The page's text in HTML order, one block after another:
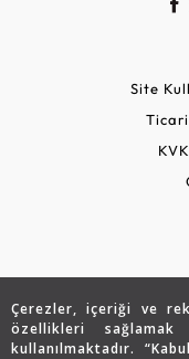
Çerezler, içeriği ve
özellikleri
kullanılmaktadır.
Site